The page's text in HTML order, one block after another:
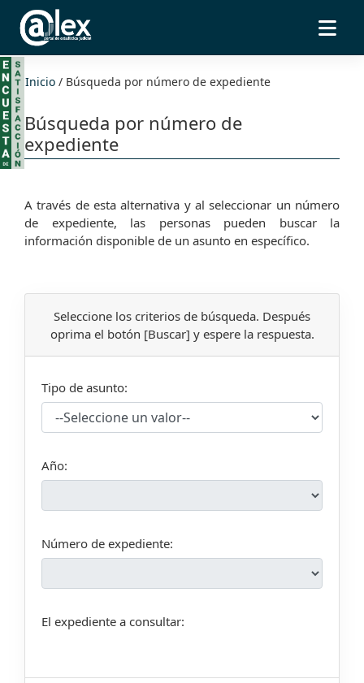
Inicio / Búsqueda por número de expediente
Búsqueda por número de
expediente
A través de esta alternativa y al seleccionar un número
de expediente, las personas pueden buscar la
información disponible de un asunto en específico.
Seleccione los criterios de búsqueda. Después
oprima el botón [Buscar] y espere la respuesta.
Tipo de asunto:
Año:
Número de expediente:
El expediente a consultar: